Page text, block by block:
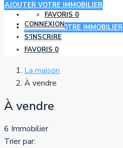
FAVORIS 0
AJOUTER VOTRE IMMOBILIER
AJOUTER VOTRE IMMOBILIER
CONNEXION
S'INSCRIRE
FAVORIS 0
La maison
À vendre
À vendre
6 Immobilier
Trier par: